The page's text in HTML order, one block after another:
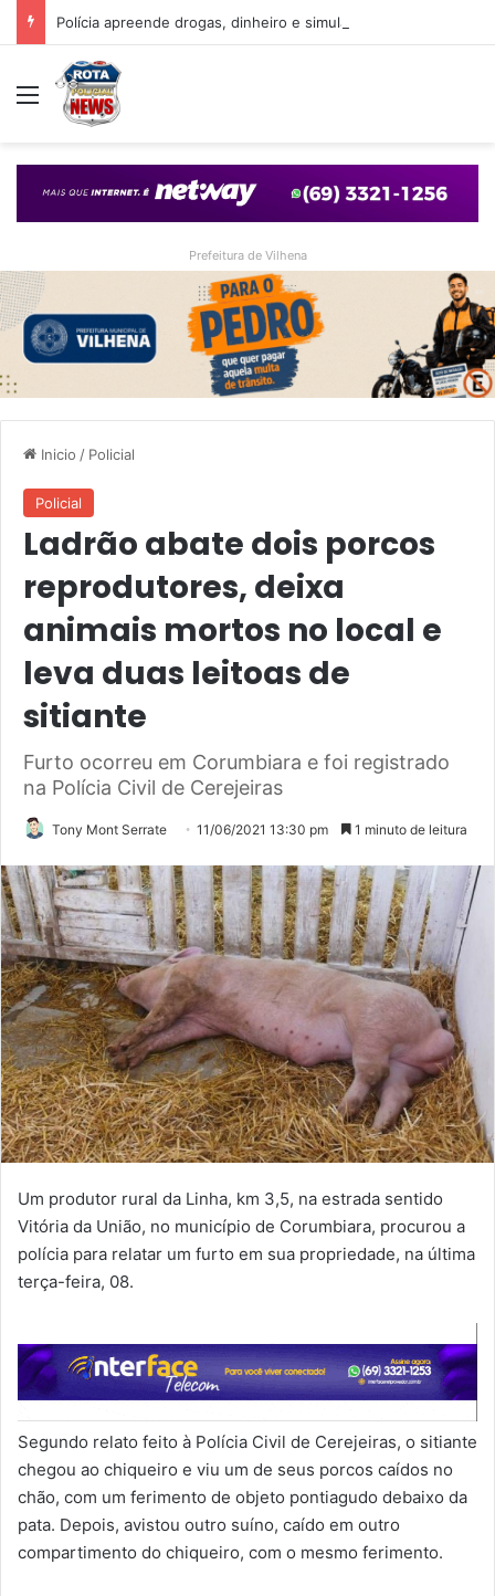
Menu
Prefeitura de Vilhena
Inicio / Policial
Policial
Ladrão abate dois porcos
reprodutores, deixa
animais mortos no local e
leva duas leitoas de
sitiante
Furto ocorreu em Corumbiara e foi registrado
na Polícia Civil de Cerejeiras
Tony Mont Serrate 11/06/2021 13:30 pm 1 minuto de leitura
Um produtor rural da Linha, km 3,5, na estrada sentido
Vitória da União, no município de Corumbiara, procurou a
polícia para relatar um furto em sua propriedade, na última
terça-feira, 08.
Segundo relato feito à Polícia Civil de Cerejeiras, o sitiante
chegou ao chiqueiro e viu um de seus porcos caídos no
chão, com um ferimento de objeto pontiagudo debaixo da
pata. Depois, avistou outro suíno, caído em outro
compartimento do chiqueiro, com o mesmo ferimento.